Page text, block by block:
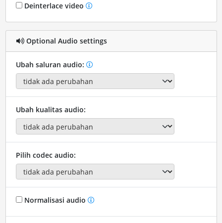
Deinterlace video
Optional Audio settings
Ubah saluran audio:
Ubah kualitas audio:
Pilih codec audio:
Normalisasi audio